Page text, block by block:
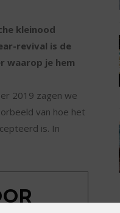
kleinood
revival is de
waarop je hem
2019 zagen we
van hoe het
is. In